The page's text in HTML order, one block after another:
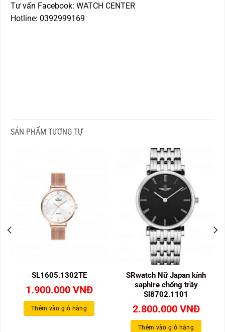
Tư vấn Facebook: WATCH CENTER
Hotline: 0392999169
SẢN PHẨM TƯƠNG TỰ
SL1605.1302TE
1.900.000 VNĐ
Thêm vào giỏ hàng
SRwatch Nữ Japan kính
saphire chống trầy
Sl8702.1101
2.800.000 VNĐ
Thêm vào giỏ hàng